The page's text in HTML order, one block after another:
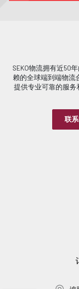
SEKO物流拥有近50
赖的全球端到端物流
提供专业可靠的服
联